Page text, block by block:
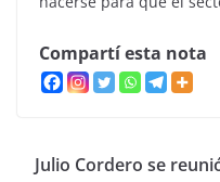
Compartí esta nota
Julio Cordero se